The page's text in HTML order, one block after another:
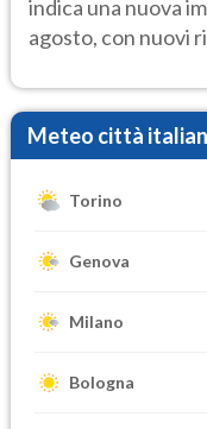
indica una nuova
agosto, con nuovi
Meteo città
Torino
Genova
Milano
Bologna